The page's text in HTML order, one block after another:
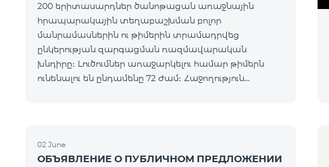
200 երիտասարդներ ծանոթացան առաջնային
հրապարակային տեղաբաշխման բոլոր
մանրամասներին ու թիմերին տրամադրվեց
ընկերության զարգացման ռազմավարական
խնդիրը։ Լուծումներ առաջարկելու համար թիմերն
ունենալու են ընդամենը 72 ժամ։ Հաջողություն
02 June
ОБЪЯВЛЕНИЕ О ПУБЛИЧНОМ ПРЕДЛОЖЕНИИ